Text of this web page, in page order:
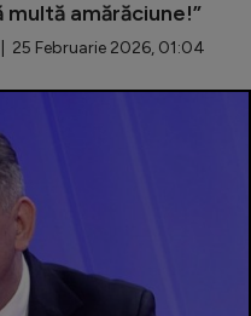
multă amărăciune!”
Februarie 2026, 01:04